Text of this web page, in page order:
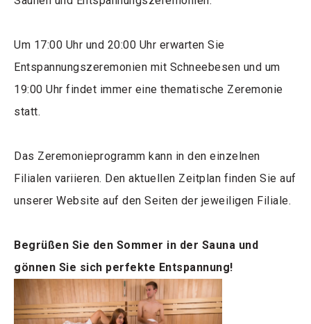
Um 17:00 Uhr und 20:00 Uhr erwarten Sie
Entspannungszeremonien mit Schneebesen und um
19:00 Uhr findet immer eine thematische Zeremonie
statt.
Das Zeremonieprogramm kann in den einzelnen
Filialen variieren. Den aktuellen Zeitplan finden Sie auf
unserer Website auf den Seiten der jeweiligen Filiale.
Begrüßen Sie den Sommer in der Sauna und
gönnen Sie sich perfekte Entspannung!